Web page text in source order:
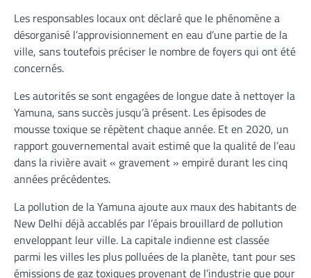
Les responsables locaux ont déclaré que le phénomène a
désorganisé l’approvisionnement en eau d’une partie de la
ville, sans toutefois préciser le nombre de foyers qui ont été
concernés.
Les autorités se sont engagées de longue date à nettoyer la
Yamuna, sans succès jusqu’à présent. Les épisodes de
mousse toxique se répètent chaque année. Et en 2020, un
rapport gouvernemental avait estimé que la qualité de l’eau
dans la rivière avait « gravement » empiré durant les cinq
années précédentes.
La pollution de la Yamuna ajoute aux maux des habitants de
New Delhi déjà accablés par l’épais brouillard de pollution
enveloppant leur ville. La capitale indienne est classée
parmi les villes les plus polluées de la planète, tant pour ses
émissions de gaz toxiques provenant de l’industrie que pour